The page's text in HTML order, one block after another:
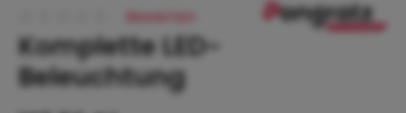
Durchschnittliche Bewertung von 0 von 5 Sternen
Bewerten
Komplette LED-
Beleuchtung